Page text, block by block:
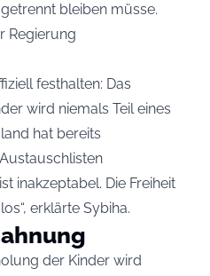
bleiben müsse.
Regierung
festhalten: Das
wird niemals Teil eines
hat bereits
inakzeptabel. Die Freiheit
erklärte Sybiha.
der Kinder wird